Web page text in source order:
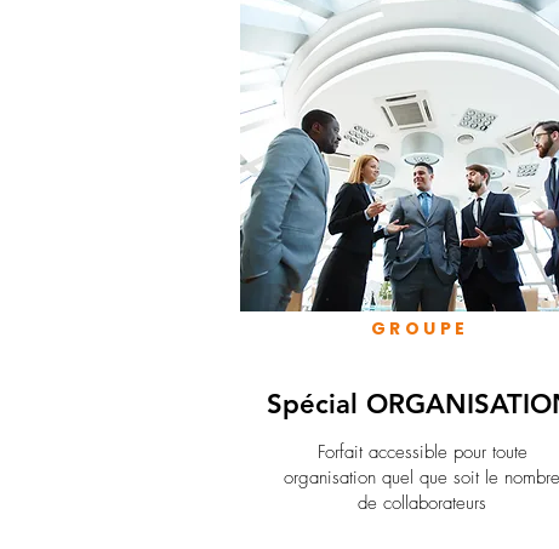
GROUPE
Spécial
Forfait accessible pour toute
organisation quel que soit le nombre
de collaborateurs